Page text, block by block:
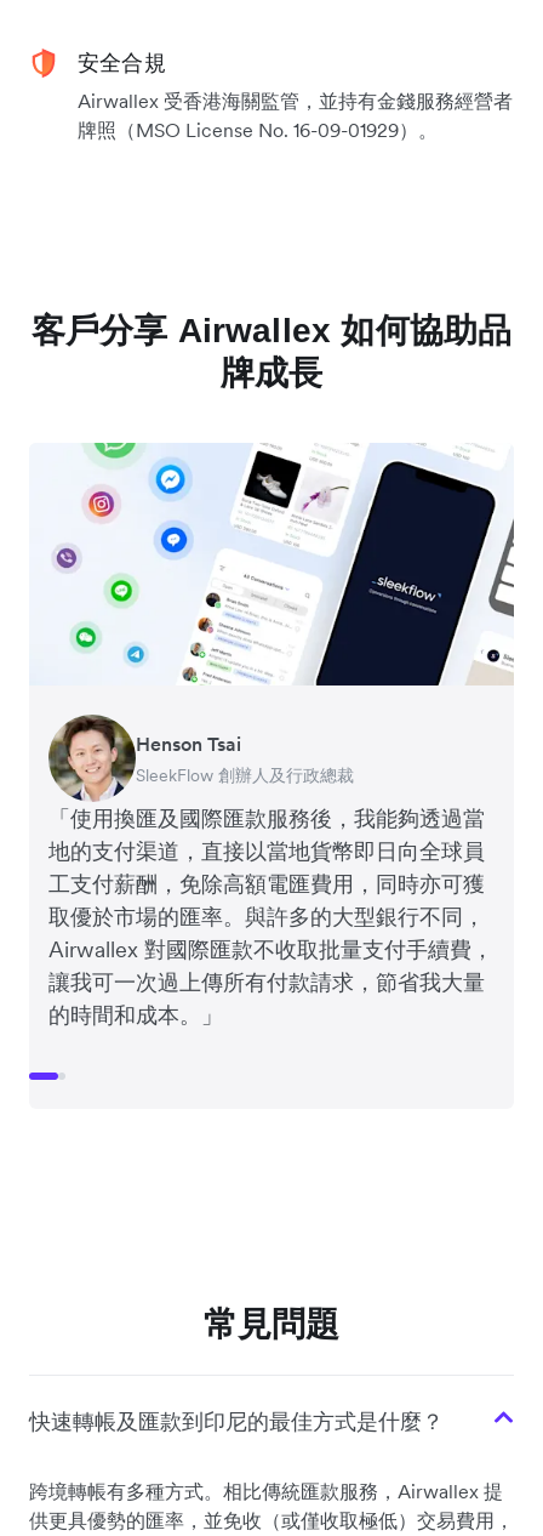
安全合規
Airwallex 受香港海關監管，並持有金錢服務經營者
牌照（MSO License No. 16-09-01929）。
客戶分享 Airwallex 如何協助品
牌成長
「使用換匯及國際匯款服務後，我能夠透過當
地的支付渠道，直接以當地貨幣即日向全球員
工支付薪酬，免除高額電匯費用，同時亦可獲
取優於市場的匯率。與許多的大型銀行不同，
Airwallex 對國際匯款不收取批量支付手續費，
讓我可一次過上傳所有付款請求，節省我大量
的時間和成本。」
Henson Tsai
SleekFlow 創辦人及行政總裁
Tomy Wu
MyiCellar 共同創辦人
常見問題
快速轉帳及匯款到印尼的最佳方式是什麼？
跨境轉帳有多種方式。相比傳統匯款服務，Airwallex 提
供更具優勢的匯率，並免收（或僅收取極低）交易費用，